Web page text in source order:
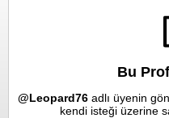
Bu
@Leopard76 adlı üyenin
kendi isteği üzerine